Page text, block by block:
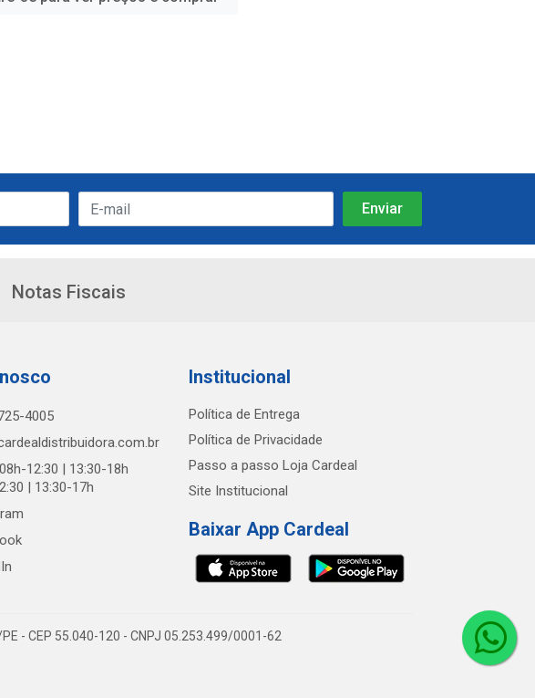
Notas Fiscais
4005
12:30 | 13:30-18h
| 13:30-17h
Institucional
Política de Entrega
Política de Privacidade
Passo a passo Loja Cardeal
Site Institucional
Baixar App Cardeal
- CEP 55.040-120 - CNPJ 05.253.499/0001-62